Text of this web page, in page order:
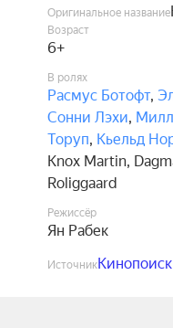
Оригинальное название
Возраст
6+
В ролях
Расмус Ботофт,
Сонни Лэхи,
Торуп, Кьельд
Knox Martin,
Roliggaard
Режиссёр
Ян Рабек
ИсточникКинопоиск